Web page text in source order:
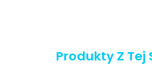
Produkty Z